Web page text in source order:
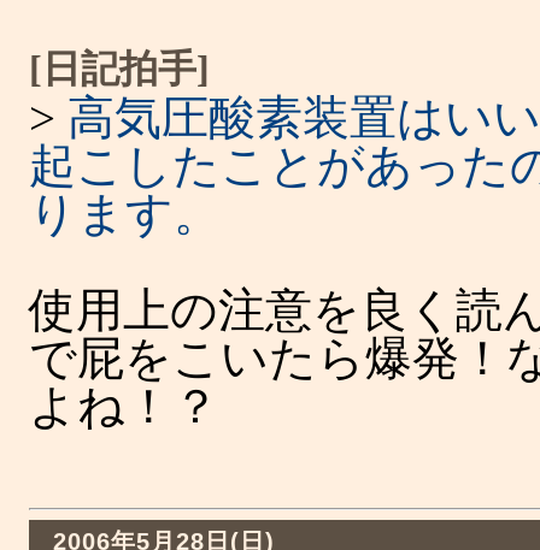
[日記拍手]
> 高気圧酸素装置はい
起こしたことがあった
ります。
使用上の注意を良く読
で屁をこいたら爆発！
よね！？
2006年5月28日(日)